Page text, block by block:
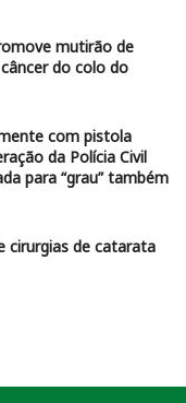
mutirão de
do colo do
com pistola
da Polícia Civil
para “grau” também
cirurgias de catarata